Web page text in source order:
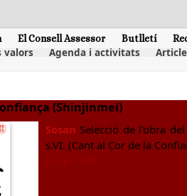
El Consell Assessor Butlletí
valors Agenda i activitats
(Shinjinmei)
Sosan Selecció de l'obra
s.VI. (Cant al Cor de la